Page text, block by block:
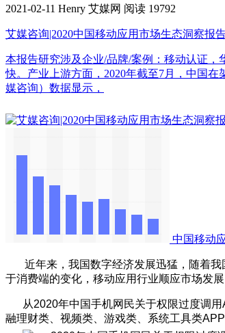
2021-02-11 Henry 艾媒网 阅读 19792
艾媒咨询|2020中国移动应用市场生态洞察报
本报告研究涉及企业/品牌/案例：移动认证，
快。产业上游方面，2020年截至7月，中国
媒咨询）数据显示，
中国移动
近年来，我国数字经济发展迅猛，随着
于消费端的变化，移动应用行业顺应市场发
从2020年中国手机网民关于权限过度调
融理财类、视频类、游戏类、系统工具类